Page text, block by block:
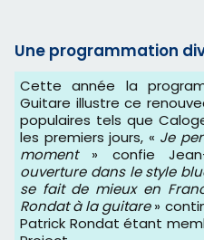
Une programmation
Cette année la programmation des Nuits de la
Guitare illustre ce
populaires tels que
les premiers jours, « Je
moment » confie
ouverture dans le style
se fait de mieux en
Rondat à la guitare»
Patrick Rondat étant